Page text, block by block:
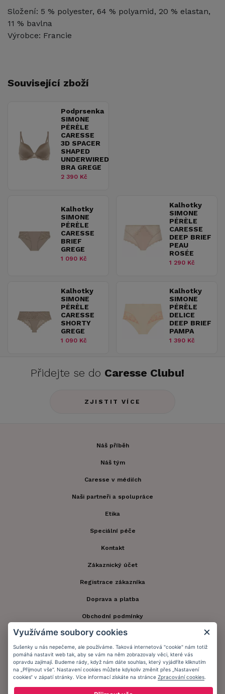
Složení: 5 % polyester, 64 % polyamid, 20 % elastan,
11 % bavlna
Výrobce: Francie
Související zboží
Podprsenka
SIMONE
PÉRÈLE
CARESSE
3D SPACER
SHAPED
UNDERWIRED
BRA GREGE
2 390 Kč
Kalhotky
SIMONE
PÉRÈLE
CARESSE
BRIEF
GREGE
1 090 Kč
Kalhotky
SIMONE
PÉRÈLE
CARESSE
DEEP BRIEF
PEAU
ROSÉE
1 290 Kč
Kalhotky
SIMONE
PÉRÈLE
CARESSE
SHORTY
GREGE
1 090 Kč
Kalhotky
SIMONE
PÉRÈLE
DELICE
DEEP BRIEF
PAMPA
1 390 Kč
Přidejte se do Caresse Clubu!
ZJISTIT VÍCE
Náš příběh
Náš tým
Caresse v médiích
Naši partneři a spolupráce
Etika
Speciální péče
Kontakt
Zákaznický účet
Registrace zákazníka
Doprava a platba
Obchodní podmínky
Ochrana osobních údajů
Informační memorandum
Zůstaňte s námi v kontaktu.
Využíváme soubory cookies
Sušenky u nás nepečeme, ale používáme. Taková internetová "cookie" nám totiž
pomáhá nastavit web tak, aby se vám na něm zobrazovaly věci, které vás
opravdu zajímají. Budeme rády, když nám dáte souhlas, který vyjádříte kliknutím
na „Přijmout vše“. Nastavení cookies můžete kdykoliv změnit přes „Nastavení
cookies“ v zápatí stránky. Více informací získáte na stránce Zpracování cookies